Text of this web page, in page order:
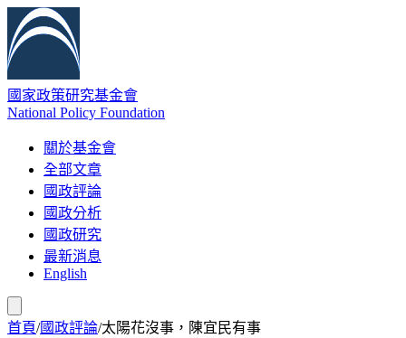
國家政策研究基金會
National Policy Foundation
關於基金會
全部文章
國政評論
國政分析
國政研究
最新消息
English
首頁/國政評論/太陽花沒事，陳宜民有事